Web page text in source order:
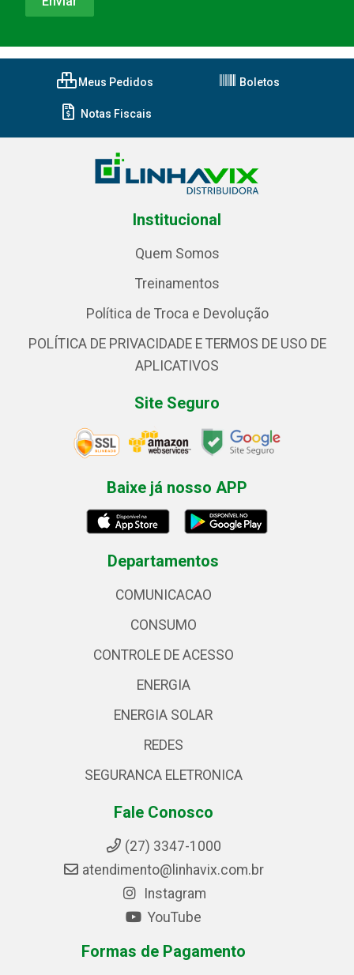
Meus Pedidos Boletos
Notas Fiscais
Institucional
Quem Somos
Treinamentos
Política de Troca e Devolução
POLÍTICA DE PRIVACIDADE E TERMOS DE USO DE
APLICATIVOS
Site Seguro
Baixe já nosso APP
Departamentos
COMUNICACAO
CONSUMO
CONTROLE DE ACESSO
ENERGIA
ENERGIA SOLAR
REDES
SEGURANCA ELETRONICA
Fale Conosco
(27) 3347-1000
atendimento@linhavix.com.br
Instagram
YouTube
Formas de Pagamento